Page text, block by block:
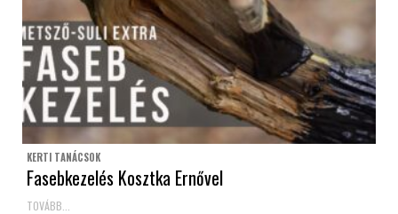
KERTI TANÁCSOK
Fasebkezelés Kosztka Ernővel
TOVÁBB...